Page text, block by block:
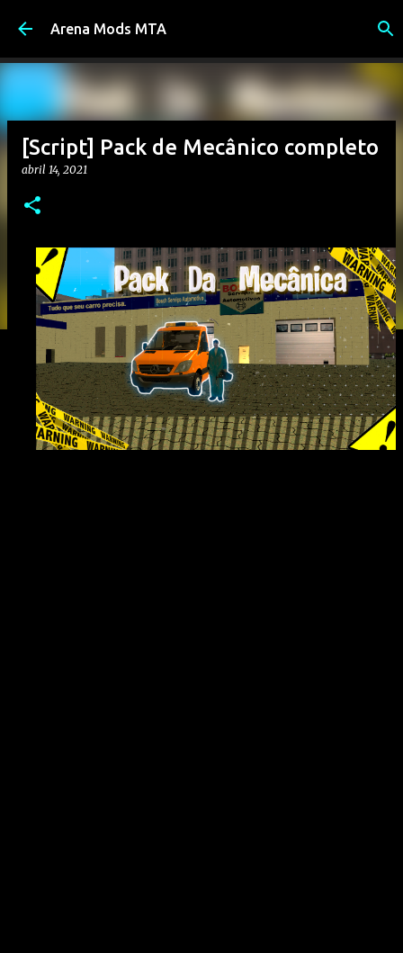
Pular para o conteúdo principal
Arena Mods MTA
[Script] Pack de Mecânico completo
abril 14, 2021